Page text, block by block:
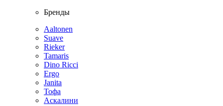
Бренды
Aaltonen
Suave
Rieker
Tamaris
Dino Ricci
Ergo
Janita
Тофа
Аскалини